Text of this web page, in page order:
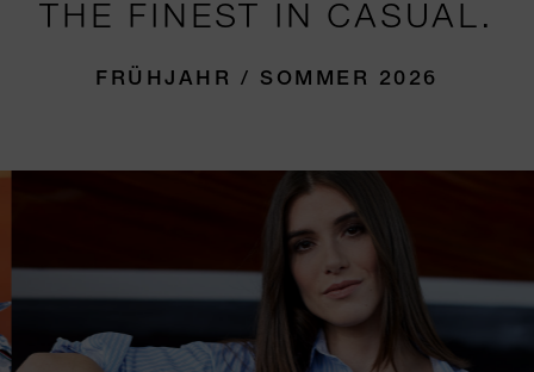
THE FINEST IN CASUAL.
FRÜHJAHR / SOMMER 2026